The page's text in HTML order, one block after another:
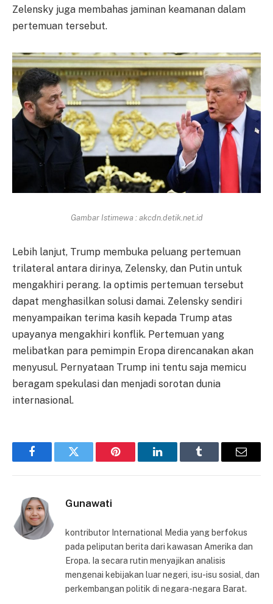
Zelensky juga membahas jaminan keamanan dalam
pertemuan tersebut.
Gambar Istimewa : akcdn.detik.net.id
Lebih lanjut, Trump membuka peluang pertemuan
trilateral antara dirinya, Zelensky, dan Putin untuk
mengakhiri perang. Ia optimis pertemuan tersebut
dapat menghasilkan solusi damai. Zelensky sendiri
menyampaikan terima kasih kepada Trump atas
upayanya mengakhiri konflik. Pertemuan yang
melibatkan para pemimpin Eropa direncanakan akan
menyusul. Pernyataan Trump ini tentu saja memicu
beragam spekulasi dan menjadi sorotan dunia
internasional.
FacebookTwitter Pinterest LinkedInTumblr Email
Gunawati
kontributor International Media yang berfokus
pada peliputan berita dari kawasan Amerika dan
Eropa. Ia secara rutin menyajikan analisis
mengenai kebijakan luar negeri, isu-isu sosial, dan
perkembangan politik di negara-negara Barat.